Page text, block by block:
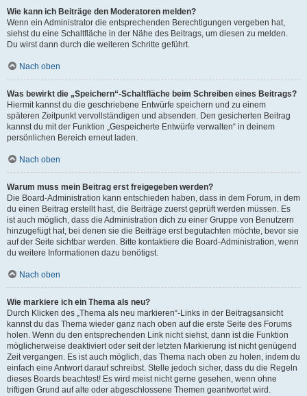
Wie kann ich Beiträge den Moderatoren melden?
Wenn ein Administrator die entsprechenden Berechtigungen vergeben hat,
siehst du eine Schaltfläche in der Nähe des Beitrags, um diesen zu melden.
Du wirst dann durch die weiteren Schritte geführt.
Nach oben
Was bewirkt die „Speichern“-Schaltfläche beim Schreiben eines Beitrags?
Hiermit kannst du die geschriebene Entwürfe speichern und zu einem
späteren Zeitpunkt vervollständigen und absenden. Den gesicherten Beitrag
kannst du mit der Funktion „Gespeicherte Entwürfe verwalten“ in deinem
persönlichen Bereich erneut laden.
Nach oben
Warum muss mein Beitrag erst freigegeben werden?
Die Board-Administration kann entschieden haben, dass in dem Forum, in dem
du einen Beitrag erstellt hast, die Beiträge zuerst geprüft werden müssen. Es
ist auch möglich, dass die Administration dich zu einer Gruppe von Benutzern
hinzugefügt hat, bei denen sie die Beiträge erst begutachten möchte, bevor sie
auf der Seite sichtbar werden. Bitte kontaktiere die Board-Administration, wenn
du weitere Informationen dazu benötigst.
Nach oben
Wie markiere ich ein Thema als neu?
Durch Klicken des „Thema als neu markieren“-Links in der Beitragsansicht
kannst du das Thema wieder ganz nach oben auf die erste Seite des Forums
holen. Wenn du den entsprechenden Link nicht siehst, dann ist die Funktion
möglicherweise deaktiviert oder seit der letzten Markierung ist nicht genügend
Zeit vergangen. Es ist auch möglich, das Thema nach oben zu holen, indem du
einfach eine Antwort darauf schreibst. Stelle jedoch sicher, dass du die Regeln
dieses Boards beachtest! Es wird meist nicht gerne gesehen, wenn ohne
triftigen Grund auf alte oder abgeschlossene Themen geantwortet wird.